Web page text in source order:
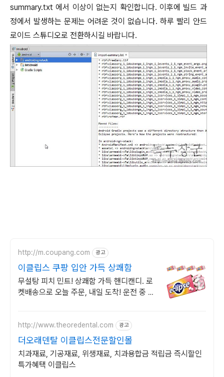
summary.txt에서 이상이 없는지 확인합니다. 이후에 빌드 과
정에서 발생하는 문제는 어려운 것이 없습니다. 하루 빨리 안드
로이드 스튜디오로 전환하시길 바랍니다.
http://m.coupang.com 광고
이클립스 쿠팡 입안 가득 상쾌함
무설탕 피치 민트! 상쾌함 가득 핸디캔디. 로
켓배송으로 오늘 주문, 내일 도착! 운전 중 졸
http://www.theoredental.com 광고
더오래덴탈 이클립스전문할인몰
치과재료, 기공재료, 위생재료, 치과용합금 적립금 즉시할인
특가혜택 이클립스